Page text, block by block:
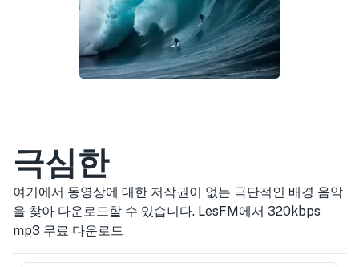
극심한
여기에서 동영상에 대한 저작권이 없는 극단적인 배경 음악
을 찾아 다운로드할 수 있습니다. LesFM에서 320kbps
mp3 무료 다운로드